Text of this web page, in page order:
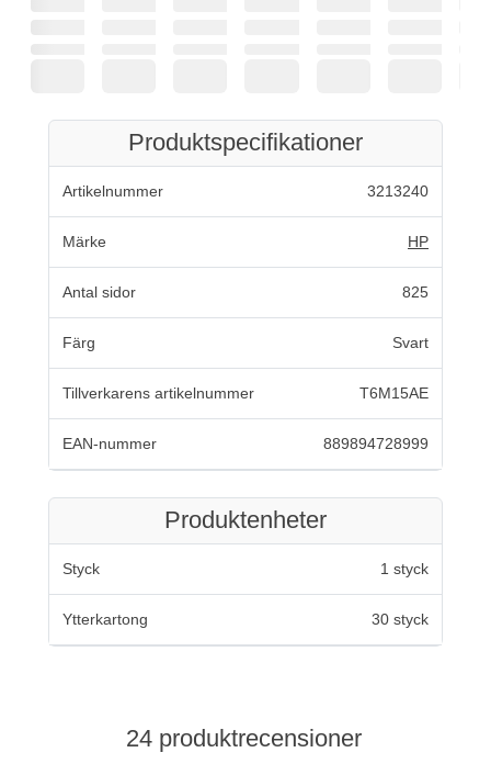
Produktspecifikationer
Artikelnummer 3213240
Märke HP
Antal sidor 825
Färg Svart
Tillverkarens artikelnummer T6M15AE
EAN-nummer 889894728999
Produktenheter
Styck 1 styck
Ytterkartong 30 styck
24 produktrecensioner